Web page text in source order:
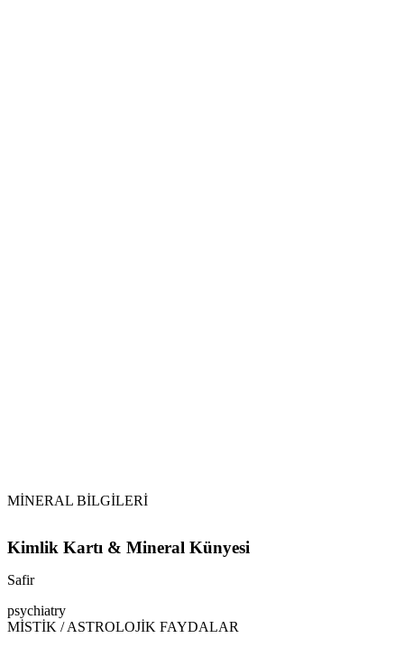
MİNERAL BİLGİLERİ
Kimlik Kartı & Mineral Künyesi
Safir
psychiatry
MİSTİK / ASTROLOJİK FAYDALAR